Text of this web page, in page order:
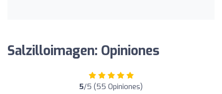
Salzilloimagen: Opiniones
5/5 (55 Opiniones)